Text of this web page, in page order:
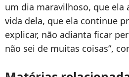
um dia maravilhoso, que ela
vida dela, que ela continue
explicar, não adianta ficar
não sei de muitas coisas”,